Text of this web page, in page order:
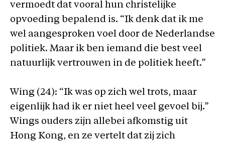
vermoedt dat vooral hun christelijke
opvoeding bepalend is. “Ik denk dat ik me
wel aangesproken voel door de Nederlandse
politiek. Maar ik ben iemand die best veel
natuurlijk vertrouwen in de politiek heeft.”
Wing (24): “Ik was op zich wel trots, maar
eigenlijk had ik er niet heel veel gevoel bij.”
Wings ouders zijn allebei afkomstig uit
Hong Kong, en ze vertelt dat zij zich